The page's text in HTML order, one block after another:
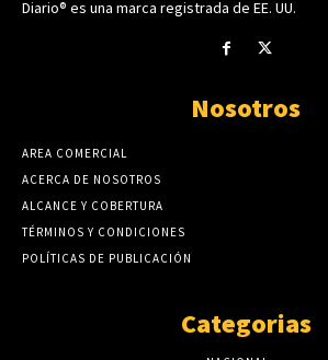
Diario® es una marca registrada de EE. UU.
Nosotros
AREA COMERCIAL
ACERCA DE NOSOTROS
ALCANCE Y COBERTURA
TÉRMINOS Y CONDICIONES
POLÍTICAS DE PUBLICACIÓN
Categorias